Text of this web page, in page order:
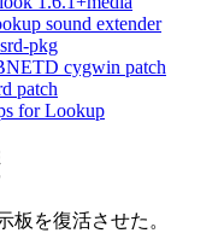
sound extender
pkg
cygwin patch
patch
for Lookup
板を復活させた。